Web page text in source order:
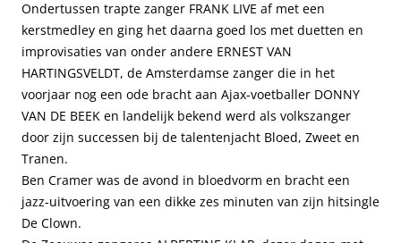
Ondertussen trapte zanger FRANK LIVE af met een
kerstmedley en ging het daarna goed los met duetten en
improvisaties van onder andere ERNEST VAN
HARTINGSVELDT, de Amsterdamse zanger die in het
voorjaar nog een ode bracht aan Ajax-voetballer DONNY
VAN DE BEEK en landelijk bekend werd als volkszanger
door zijn successen bij de talentenjacht Bloed, Zweet en
Tranen.
Ben Cramer was de avond in bloedvorm en bracht een
jazz-uitvoering van een dikke zes minuten van zijn hitsingle
De Clown.